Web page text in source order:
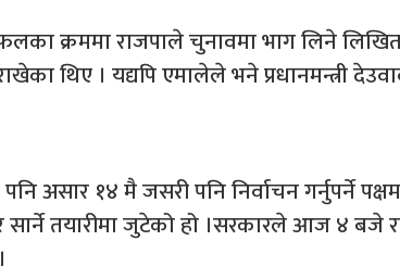
क्रममा राजपाले चुनावमा भाग लिने
राखेका थिए । यद्यपि एमालेले भने प्रधानमन्त्री
असार १४ मै जसरी पनि निर्वाचन गर्नुपर्ने
सार्ने तयारीमा जुटेको हो ।सरकारले आज ४